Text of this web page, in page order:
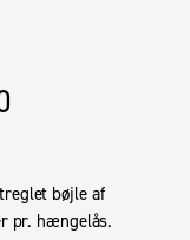
bøjle af
pr. hængelås.